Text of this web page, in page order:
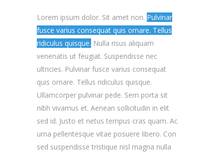
Lorem ipsum dolor. Sit amet non. Pulvinar
fusce varius consequat quis ornare. Tellus
ridiculus quisque. Nulla risus aliquam
venenatis ut feugiat. Suspendisse nec
ultricies. Pulvinar fusce varius consequat
quis ornare. Tellus ridiculus quisque.
Ullamcorper pulvinar pede. Sem porta sit
nibh vivamus et. Aenean sollicitudin in elit
sed id. Justo et netus tempus cras quam. Ac
urna pellentesque vitae posuere libero. Con
sed suspendisse tristique nisl magna nulla